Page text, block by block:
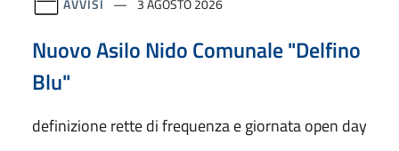
Nuovo Asilo Nido Comunale "Delfino
Blu"
definizione rette di frequenza e giornata open day